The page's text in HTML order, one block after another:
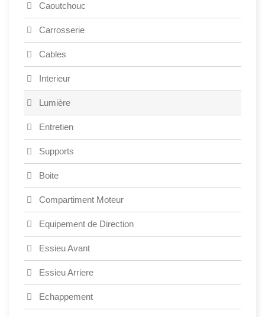
Caoutchouc
Carrosserie
Cables
Interieur
Lumière
Entretien
Supports
Boite
Compartiment Moteur
Equipement de Direction
Essieu Avant
Essieu Arriere
Echappement